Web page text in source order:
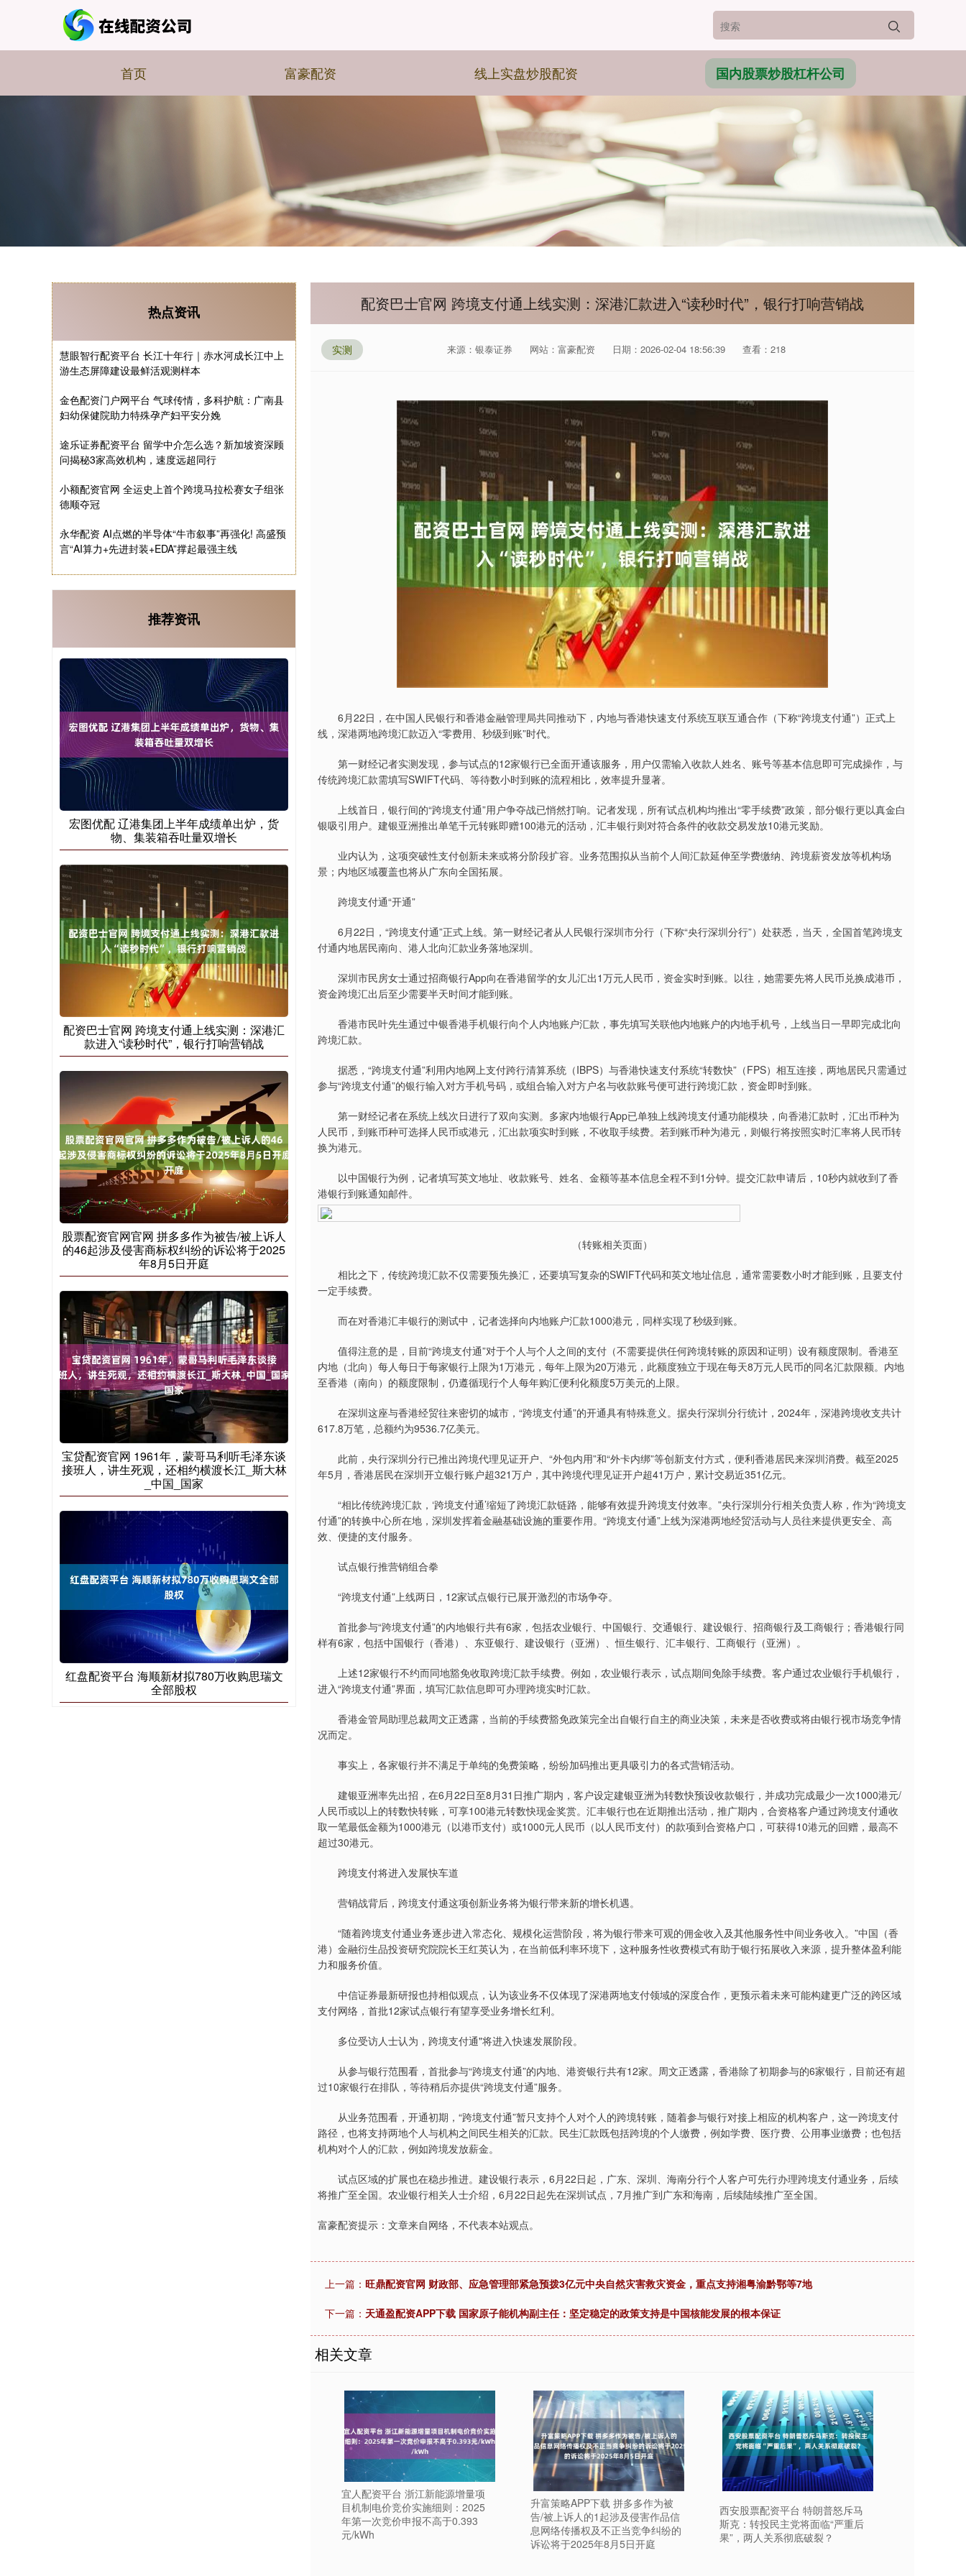
首页 富豪配资 线上实盘炒股配资 国内股票炒股杠杆公司
配资巴士官网 跨境支付通上线实测：深港汇款进入“读秒时代”，银行打响营销战
实测 来源：银泰证券 网站：富豪配资 日期：2026-02-04 18:56:39 查看：218
6月22日，在中国人民银行和香港金融管理局共同推动下，内地与香港快速支付系统互联互通合作（下称“跨境支付通”）正式上
线，深港两地跨境汇款迈入“零费用、秒级到账”时代。
第一财经记者实测发现，参与试点的12家银行已全面开通该服务，用户仅需输入收款人姓名、账号等基本信息即可完成操作，与
传统跨境汇款需填写SWIFT代码、等待数小时到账的流程相比，效率提升显著。
上线首日，银行间的“跨境支付通”用户争夺战已悄然打响。记者发现，所有试点机构均推出“零手续费”政策，部分银行更以真金白
银吸引用户。建银亚洲推出单笔千元转账即赠100港元的活动，汇丰银行则对符合条件的收款交易发放10港元奖励。
业内认为，这项突破性支付创新未来或将分阶段扩容。业务范围拟从当前个人间汇款延伸至学费缴纳、跨境薪资发放等机构场
景；内地区域覆盖也将从广东向全国拓展。
跨境支付通“开通”
6月22日，“跨境支付通”正式上线。第一财经记者从人民银行深圳市分行（下称“央行深圳分行”）处获悉，当天，全国首笔跨境支
付通内地居民南向、港人北向汇款业务落地深圳。
深圳市民房女士通过招商银行App向在香港留学的女儿汇出1万元人民币，资金实时到账。以往，她需要先将人民币兑换成港币，
资金跨境汇出后至少需要半天时间才能到账。
香港市民叶先生通过中银香港手机银行向个人内地账户汇款，事先填写关联他内地账户的内地手机号，上线当日一早即完成北向
跨境汇款。
据悉，“跨境支付通”利用内地网上支付跨行清算系统（IBPS）与香港快速支付系统“转数快”（FPS）相互连接，两地居民只需通过
参与“跨境支付通”的银行输入对方手机号码，或组合输入对方户名与收款账号便可进行跨境汇款，资金即时到账。
第一财经记者在系统上线次日进行了双向实测。多家内地银行App已单独上线跨境支付通功能模块，向香港汇款时，汇出币种为
人民币，到账币种可选择人民币或港元，汇出款项实时到账，不收取手续费。若到账币种为港元，则银行将按照实时汇率将人民币转
换为港元。
以中国银行为例，记者填写英文地址、收款账号、姓名、金额等基本信息全程不到1分钟。提交汇款申请后，10秒内就收到了香
港银行到账通知邮件。
（转账相关页面）
相比之下，传统跨境汇款不仅需要预先换汇，还要填写复杂的SWIFT代码和英文地址信息，通常需要数小时才能到账，且要支付
一定手续费。
而在对香港汇丰银行的测试中，记者选择向内地账户汇款1000港元，同样实现了秒级到账。
值得注意的是，目前“跨境支付通”对于个人与个人之间的支付（不需要提供任何跨境转账的原因和证明）设有额度限制。香港至
内地（北向）每人每日于每家银行上限为1万港元，每年上限为20万港元，此额度独立于现在每天8万元人民币的同名汇款限额。内地
至香港（南向）的额度限制，仍遵循现行个人每年购汇便利化额度5万美元的上限。
在深圳这座与香港经贸往来密切的城市，“跨境支付通”的开通具有特殊意义。据央行深圳分行统计，2024年，深港跨境收支共计
617.8万笔，总额约为9536.7亿美元。
此前，央行深圳分行已推出跨境代理见证开户、“外包内用”和“外卡内绑”等创新支付方式，便利香港居民来深圳消费。截至2025
年5月，香港居民在深圳开立银行账户超321万户，其中跨境代理见证开户超41万户，累计交易近351亿元。
“相比传统跨境汇款，‘跨境支付通’缩短了跨境汇款链路，能够有效提升跨境支付效率。”央行深圳分行相关负责人称，作为“跨境支
付通”的转换中心所在地，深圳发挥着金融基础设施的重要作用。“跨境支付通”上线为深港两地经贸活动与人员往来提供更安全、高
效、便捷的支付服务。
试点银行推营销组合拳
“跨境支付通”上线两日，12家试点银行已展开激烈的市场争夺。
首批参与“跨境支付通”的内地银行共有6家，包括农业银行、中国银行、交通银行、建设银行、招商银行及工商银行；香港银行同
样有6家，包括中国银行（香港）、东亚银行、建设银行（亚洲）、恒生银行、汇丰银行、工商银行（亚洲）。
上述12家银行不约而同地豁免收取跨境汇款手续费。例如，农业银行表示，试点期间免除手续费。客户通过农业银行手机银行，
进入“跨境支付通”界面，填写汇款信息即可办理跨境实时汇款。
香港金管局助理总裁周文正透露，当前的手续费豁免政策完全出自银行自主的商业决策，未来是否收费或将由银行视市场竞争情
况而定。
事实上，各家银行并不满足于单纯的免费策略，纷纷加码推出更具吸引力的各式营销活动。
建银亚洲率先出招，在6月22日至8月31日推广期内，客户设定建银亚洲为转数快预设收款银行，并成功完成最少一次1000港元/
人民币或以上的转数快转账，可享100港元转数快现金奖赏。汇丰银行也在近期推出活动，推广期内，合资格客户通过跨境支付通收
取一笔最低金额为1000港元（以港币支付）或1000元人民币（以人民币支付）的款项到合资格户口，可获得10港元的回赠，最高不
超过30港元。
跨境支付将进入发展快车道
营销战背后，跨境支付通这项创新业务将为银行带来新的增长机遇。
“随着跨境支付通业务逐步进入常态化、规模化运营阶段，将为银行带来可观的佣金收入及其他服务性中间业务收入。”中国（香
港）金融衍生品投资研究院院长王红英认为，在当前低利率环境下，这种服务性收费模式有助于银行拓展收入来源，提升整体盈利能
力和服务价值。
中信证券最新研报也持相似观点，认为该业务不仅体现了深港两地支付领域的深度合作，更预示着未来可能构建更广泛的跨区域
支付网络，首批12家试点银行有望享受业务增长红利。
多位受访人士认为，跨境支付通"将进入快速发展阶段。
从参与银行范围看，首批参与“跨境支付通”的内地、港资银行共有12家。周文正透露，香港除了初期参与的6家银行，目前还有超
过10家银行在排队，等待稍后亦提供“跨境支付通”服务。
从业务范围看，开通初期，“跨境支付通”暂只支持个人对个人的跨境转账，随着参与银行对接上相应的机构客户，这一跨境支付
路径，也将支持两地个人与机构之间民生相关的汇款。民生汇款既包括跨境的个人缴费，例如学费、医疗费、公用事业缴费；也包括
机构对个人的汇款，例如跨境发放薪金。
试点区域的扩展也在稳步推进。建设银行表示，6月22日起，广东、深圳、海南分行个人客户可先行办理跨境支付通业务，后续
将推广至全国。农业银行相关人士介绍，6月22日起先在深圳试点，7月推广到广东和海南，后续陆续推广至全国。
富豪配资提示：文章来自网络，不代表本站观点。
上一篇： 旺鼎配资官网 财政部、应急管理部紧急预拨3亿元中央自然灾害救灾资金，重点支持湘粤渝黔鄂等7地
下一篇： 天通盈配资APP下载 国家原子能机构副主任：坚定稳定的政策支持是中国核能发展的根本保证
相关文章
宜人配资平台 浙江新能源增量项
目机制电价竞价实施细则：2025
年第一次竞价申报不高于0.393
元/kWh
升富策略APP下载 拼多多作为被
告/被上诉人的1起涉及侵害作品信
息网络传播权及不正当竞争纠纷的
诉讼将于2025年8月5日开庭
西安股票配资平台 特朗普怒斥马
斯克：转投民主党将面临“严重后
果”，两人关系彻底破裂？
热点资讯
慧眼智行配资平台 长江十年行｜赤水河成长江中上
游生态屏障建设最鲜活观测样本
金色配资门户网平台 气球传情，多科护航：广南县
妇幼保健院助力特殊孕产妇平安分娩
途乐证券配资平台 留学中介怎么选？新加坡资深顾
问揭秘3家高效机构，速度远超同行
小额配资官网 全运史上首个跨境马拉松赛女子组张
德顺夺冠
永华配资 AI点燃的半导体“牛市叙事”再强化! 高盛预
言“AI算力+先进封装+EDA”撑起最强主线
推荐资讯
宏图优配 辽港集团上半年成绩单出炉，货
物、集装箱吞吐量双增长
配资巴士官网 跨境支付通上线实测：深港汇
款进入“读秒时代”，银行打响营销战
股票配资官网官网 拼多多作为被告/被上诉人
的46起涉及侵害商标权纠纷的诉讼将于2025
年8月5日开庭
宝贷配资官网 1961年，蒙哥马利听毛泽东谈
接班人，讲生死观，还相约横渡长江_斯大林
_中国_国家
红盘配资平台 海顺新材拟780万收购思瑞文
全部股权